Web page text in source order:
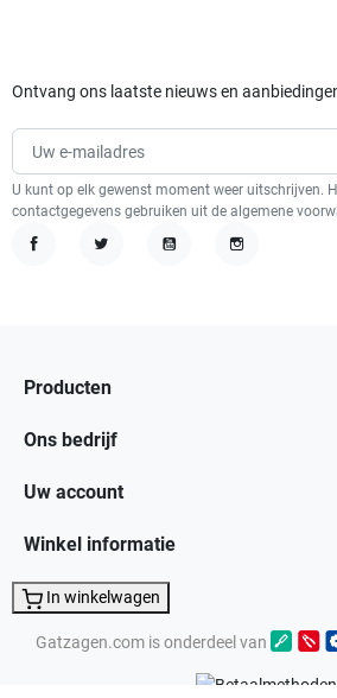
Ontvang ons laatste nieuws en
U kunt op elk gewenst moment weer uitschrijven.
contactgegevens gebruiken uit de algemene
Producten
Ons bedrijf
Uw account
Winkel informatie
In winkelwagen
Gatzagen.com is onderdeel van